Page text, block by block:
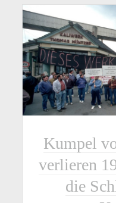
Kumpel
verlieren
die